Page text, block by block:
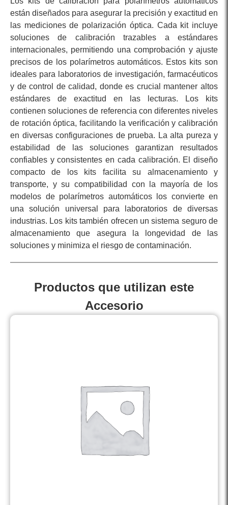
están diseñados para asegurar la precisión y exactitud en
las mediciones de polarización óptica. Cada kit incluye
soluciones de calibración trazables a estándares
internacionales, permitiendo una comprobación y ajuste
precisos de los polarímetros automáticos. Estos kits son
ideales para laboratorios de investigación, farmacéuticos
y de control de calidad, donde es crucial mantener altos
estándares de exactitud en las lecturas. Los kits
contienen soluciones de referencia con diferentes niveles
de rotación óptica, facilitando la verificación y calibración
en diversas configuraciones de prueba. La alta pureza y
estabilidad de las soluciones garantizan resultados
confiables y consistentes en cada calibración. El diseño
compacto de los kits facilita su almacenamiento y
transporte, y su compatibilidad con la mayoría de los
modelos de polarímetros automáticos los convierte en
una solución universal para laboratorios de diversas
industrias. Los kits también ofrecen un sistema seguro de
almacenamiento que asegura la longevidad de las
soluciones y minimiza el riesgo de contaminación.
Productos que utilizan este
Accesorio